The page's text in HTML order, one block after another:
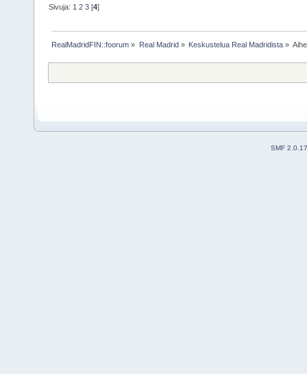
Sivuja: 1 2 3 [4]
RealMadridFIN::foorum » Real Madrid » Keskustelua Real Madridista»
SMF 2.0.17